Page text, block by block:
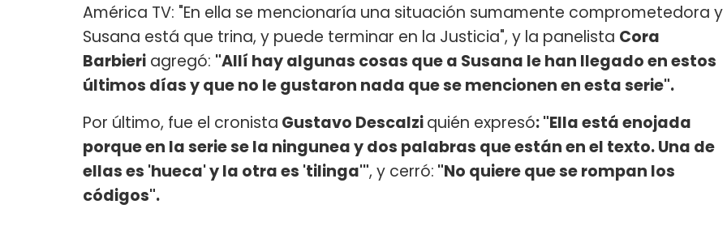
América TV: "En ella se mencionaría una situación sumamente comprometedora y
Susana está que trina, y puede terminar en la Justicia", y la panelista Cora
Barbieri agregó: "Allí hay algunas cosas que a Susana le han llegado en estos
últimos días y que no le gustaron nada que se mencionen en esta serie".
Por último, fue el cronista Gustavo Descalziquién expresó: "Ella está enojada
porque en la serie se la ningunea y dos palabras que están en el texto. Una de
ellas es 'hueca' y la otra es 'tilinga'", y cerró: "No quiere que se rompan los
códigos".